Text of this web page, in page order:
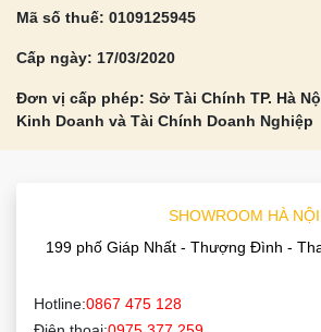
Mã số thuế: 0109125945
Cấp ngày: 17/03/2020
Đơn vị cấp phép: Sở Tài Chính TP. Hà
Kinh Doanh và Tài Chính Doanh Nghiệp
SHOWROOM HÀ NỘI
199 phố Giáp Nhất - Thượng Đình -
Hotline:0867 475 128